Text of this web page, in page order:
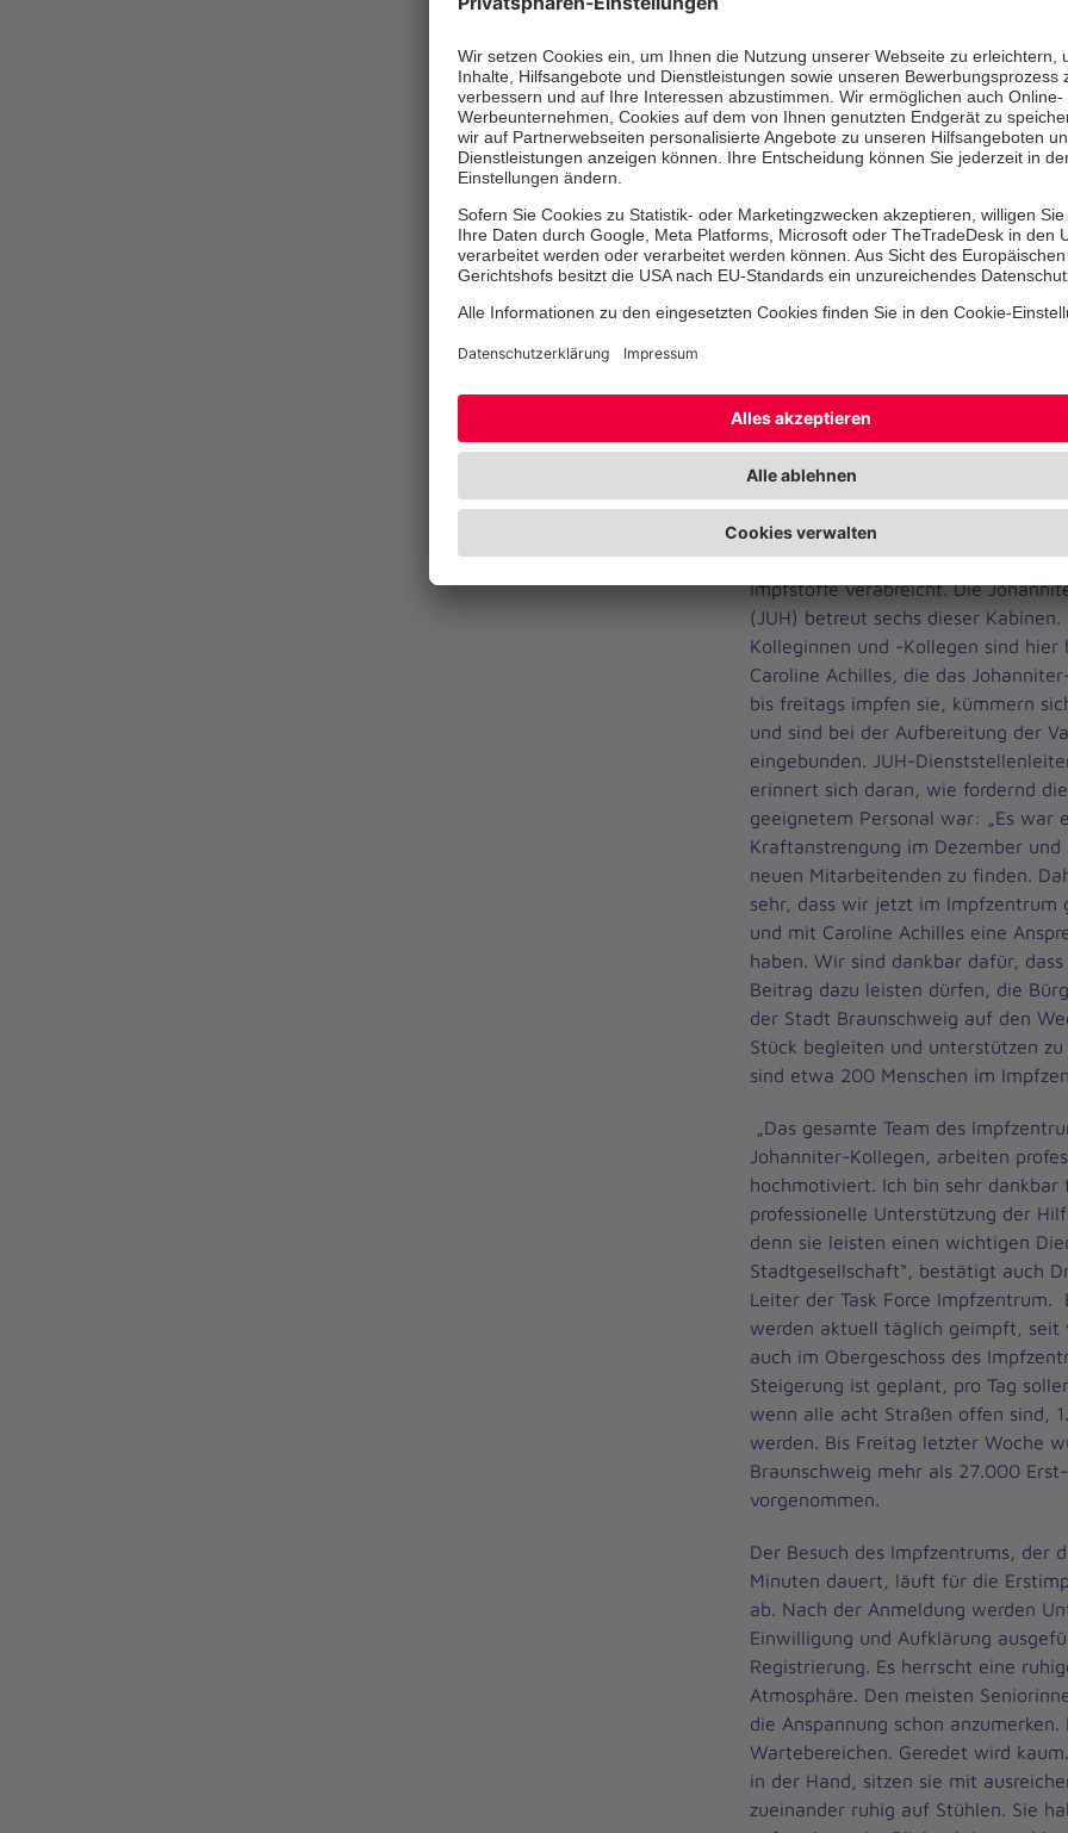
Kopetz/Johanniter
Braunschweig. Normalerweise
Braunschweiger für Konzerte,
Stadthalle. Doch auch das hat die
sich dort impfen zu lassen. Auch
sich vor Ort um die Bürger, die ins
Braunschweig kommen.
System aus Trennwänden
bilden, die sogenannten
die impfwilligen Mitbürgerinnen
Halle geleitet. Rote Pfeile am
Laufrichtung an, das Ziel: die
Momentan werden in etwa 20 von
Impfstoffe verabreicht. Die
(JUH) betreut sechs dieser
Kolleginnen und -Kollegen sind hier
Caroline Achilles, die das
bis freitags impfen sie, kümmern
und sind bei der Aufbereitung der
eingebunden. JUH-
erinnert sich daran, wie fordernd
geeignetem Personal war: „Es war
Kraftanstrengung im Dezember
neuen Mitarbeitenden zu finden.
sehr, dass wir jetzt im Impfzentrum
und mit Caroline Achilles eine
haben. Wir sind dankbar dafür,
Beitrag dazu leisten dürfen, die
der Stadt Braunschweig auf den
Stück begleiten und unterstützen zu
sind etwa 200 Menschen im
„Das gesamte Team des
Johanniter-Kollegen, arbeiten
hochmotiviert. Ich bin sehr dankbar
professionelle Unterstützung der
denn sie leisten einen wichtigen
Stadtgesellschaft“, bestätigt auch
Leiter der Task Force Impfzentrum.
werden aktuell täglich geimpft, seit
auch im Obergeschoss des
Steigerung ist geplant, pro Tag
wenn alle acht Straßen offen sind,
werden. Bis Freitag letzter Woche
Braunschweig mehr als 27.000
vorgenommen.
Der Besuch des Impfzentrums, der
Minuten dauert, läuft für die
ab. Nach der Anmeldung werden
Einwilligung und Aufklärung
Registrierung. Es herrscht eine
Atmosphäre. Den meisten
die Anspannung schon
Wartebereichen. Geredet wird
in der Hand, sitzen sie mit
zueinander ruhig auf Stühlen. Sie